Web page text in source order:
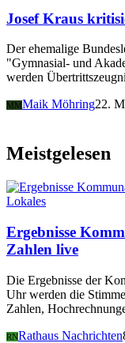
Josef Kraus
Der ehemalige
"Gymnasial- und
werden
MM Maik Möhring22.
Meistgelesen
Lokales
Ergebnisse
Zahlen live
Die Ergebnisse der
Uhr werden die
Zahlen,
RNRathaus Nachrichten